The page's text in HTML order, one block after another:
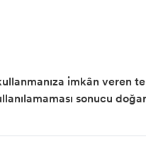
imkân veren
sonucu